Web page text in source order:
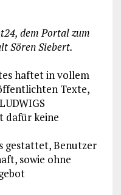
dem Portal zum
Sören Siebert.
haftet in vollem
Texte,
dafür keine
gestattet, Benutzer
sowie ohne